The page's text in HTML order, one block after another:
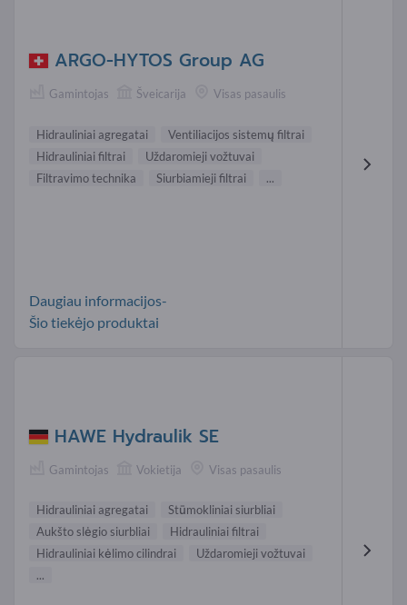
ARGO-HYTOS Group AG
Gamintojas Šveicarija Visas pasaulis
Hidrauliniai agregatai
Ventiliacijos sistemų filtrai
Hidrauliniai filtrai
Uždaromieji vožtuvai
Filtravimo technika
Siurbiamieji filtrai ...
Daugiau informacijos-
Šio tiekėjo produktai
HAWE Hydraulik SE
Gamintojas Vokietija Visas pasaulis
Hidrauliniai agregatai
Stūmokliniai siurbliai
Aukšto slėgio siurbliai
Hidrauliniai filtrai
Hidrauliniai kėlimo cilindrai
Uždaromieji vožtuvai
...